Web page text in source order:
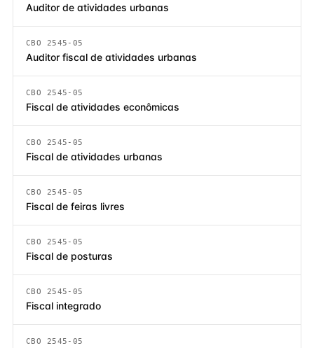
Auditor de atividades urbanas
CBO 2545-05
Auditor fiscal de atividades urbanas
CBO 2545-05
Fiscal de atividades econômicas
CBO 2545-05
Fiscal de atividades urbanas
CBO 2545-05
Fiscal de feiras livres
CBO 2545-05
Fiscal de posturas
CBO 2545-05
Fiscal integrado
CBO 2545-05